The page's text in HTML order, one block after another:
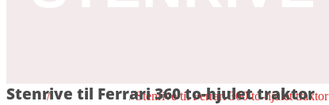
Forside / Ukategoriseret/ Stenrive til Ferrari 360 to-hjulet traktor
Stenrive til Ferrari 360 to-hjulet traktor